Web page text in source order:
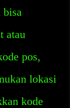
bisa
atau
pos,
lokasi
kode